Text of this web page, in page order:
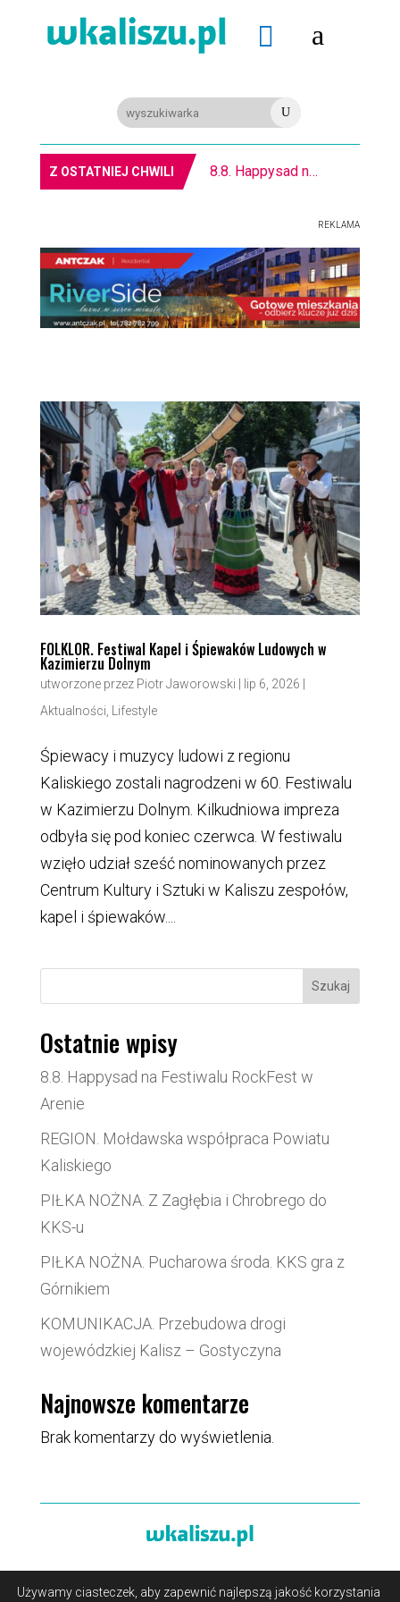
 a
U
Z OSTATNIEJ CHWILI 8.8. Happysad na Festiwalu RockFest w Arenie
REKLAMA
FOLKLOR. Festiwal Kapel i Śpiewaków Ludowych w
Kazimierzu Dolnym
utworzone przez Piotr Jaworowski | lip 6, 2026 |
Aktualności Lifestyle
Śpiewacy i muzycy ludowi z regionu
Kaliskiego zostali nagrodzeni w 60. Festiwalu
w Kazimierzu Dolnym. Kilkudniowa impreza
odbyła się pod koniec czerwca. W festiwalu
wzięło udział sześć nominowanych przez
Centrum Kultury i Sztuki w Kaliszu zespołów,
kapel i śpiewaków....
Szukaj
Ostatnie wpisy
8.8. Happysad na Festiwalu RockFest w
Arenie
REGION. Mołdawska współpraca Powiatu
Kaliskiego
PIŁKA NOŻNA. Z Zagłębia i Chrobrego do
KKS-u
PIŁKA NOŻNA. Pucharowa środa. KKS gra z
Górnikiem
KOMUNIKACJA. Przebudowa drogi
wojewódzkiej Kalisz – Gostyczyna
Najnowsze komentarze
Brak komentarzy do wyświetlenia.
O portalu/Reklama/ Polityka prywatności i pliki cookies
Używamy ciasteczek, aby zapewnić najlepszą jakość korzystania